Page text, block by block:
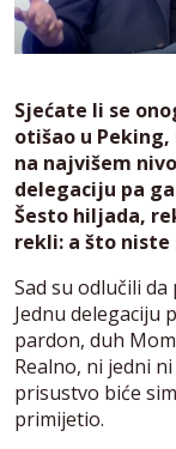
Sjećate li se
otišao u
na najvišem
delegaciju pa
Šesto hiljada,
rekli: a što niste
Sad su odlučili
Jednu delegaciju
pardon, duh
Realno, ni jedni
prisustvo biće
primijetio.